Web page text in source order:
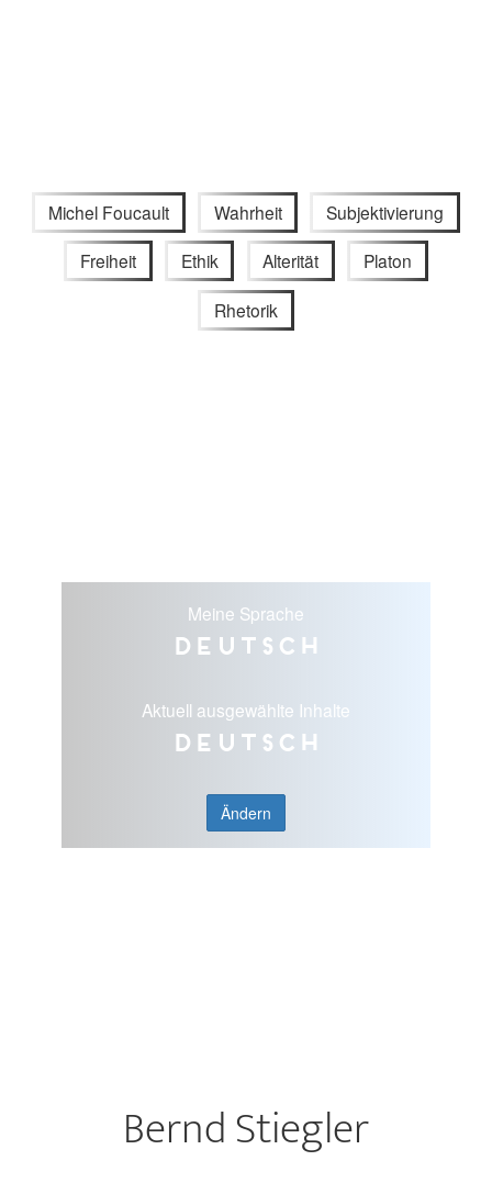
Michel Foucault Wahrheit Subjektivierung
Freiheit Ethik Alterität Platon
Rhetorik
Meine Sprache
Deutsch
Aktuell ausgewählte Inhalte
Deutsch
Ändern
Bernd Stiegler